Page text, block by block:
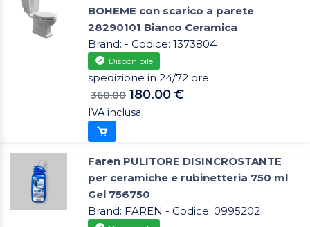
BOHEME con scarico a parete
28290101 Bianco Ceramica
Brand: - Codice: 1373804
Disponibile
spedizione in 24/72 ore.
360.00 180.00 €
IVA inclusa
Faren PULITORE DISINCROSTANTE
per ceramiche e rubinetteria 750 ml
Gel 756750
Brand: FAREN - Codice: 0995202